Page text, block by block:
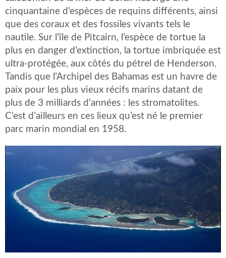
cinquantaine d’espèces de requins différents, ainsi
que des coraux et des fossiles vivants tels le
nautile. Sur l’île de Pitcairn, l’espèce de tortue la
plus en danger d’extinction, la tortue imbriquée est
ultra-protégée, aux côtés du pétrel de Henderson.
Tandis que l’Archipel des Bahamas est un havre de
paix pour les plus vieux récifs marins datant de
plus de 3 milliards d’années : les stromatolites.
C’est d’ailleurs en ces lieux qu’est né le premier
parc marin mondial en 1958.